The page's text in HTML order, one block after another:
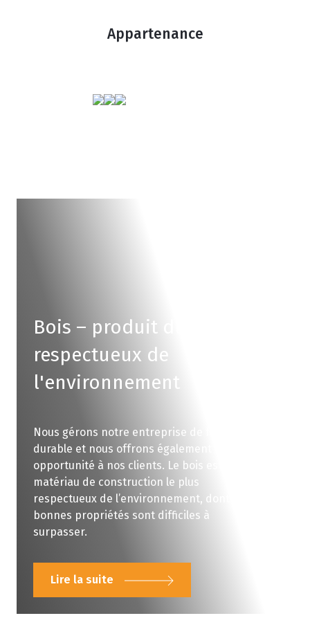
Appartenance
Bois – produit durable et
respectueux de
l'environnement
Nous gérons notre entreprise de façon
durable et nous offrons également cette
opportunité à nos clients. Le bois est le
matériau de construction le plus
respectueux de l’environnement, dont les
bonnes propriétés sont difficiles à
surpasser.
Lire la suite